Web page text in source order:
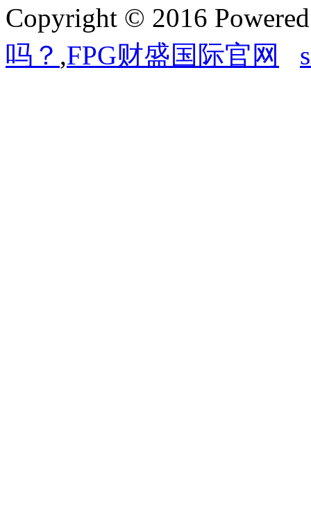
Copyright © 2016
吗？ ,FPG财盛国际官网